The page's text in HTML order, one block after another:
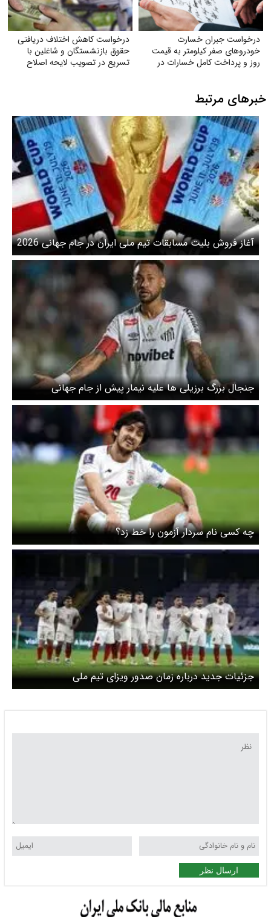
درخواست جبران خسارت
خودروهای صفر کیلومتر به قیمت
روز و پرداخت کامل خسارات در
درخواست کاهش اختلاف دریافتی
حقوق بازنشستگان و شاغلین با
تسریع در تصویب لایحه اصلاح
خبرهای مرتبط
آغاز فروش بلیت مسابقات تیم ملی ایران در جام جهانی 2026
آمریکا، مکزیک و کاناد + لینک
جنجال بزرگ برزیلی ها علیه نیمار پیش از جام جهانی
چه کسی نام سردار آزمون را خط زد؟
جزئیات جدید درباره زمان صدور ویزای تیم ملی
ارسال نظر